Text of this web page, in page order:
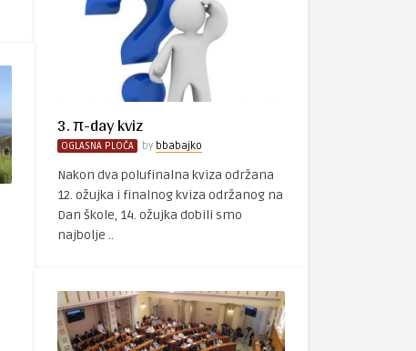
3. π-day kviz
OGLASNA PLOČA by bbabajko
Nakon dva polufinalna kviza održana
12. ožujka i finalnog kviza održanog na
Dan škole, 14. ožujka dobili smo
najbolje ..